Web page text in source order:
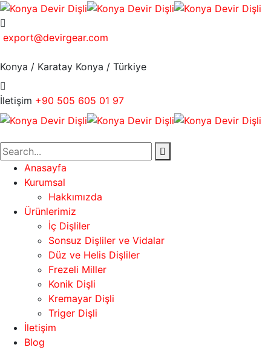
export@devirgear.com
Konya / Karatay Konya / Türkiye
İletişim +90 505 605 01 97
Anasayfa
Kurumsal
Hakkımızda
Ürünlerimiz
İç Dişliler
Sonsuz Dişliler ve Vidalar
Düz ve Helis Dişliler
Frezeli Miller
Konik Dişli
Kremayar Dişli
Triger Dişli
İletişim
Blog